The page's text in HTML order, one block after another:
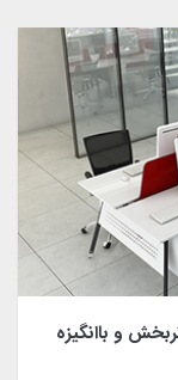
و باانگیزه